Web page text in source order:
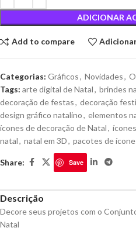
ADICIONAR
Add to compare
Categorias: Gráficos, Novidades,
Tags: arte digital de Natal, brindes
decoração de festas, decoração
design gráfico natalino, elementos
ícones de decoração de Natal,
natal, natal em 3D, pacotes de
Share: Save
Descrição
Decore seus projetos com o
Natal